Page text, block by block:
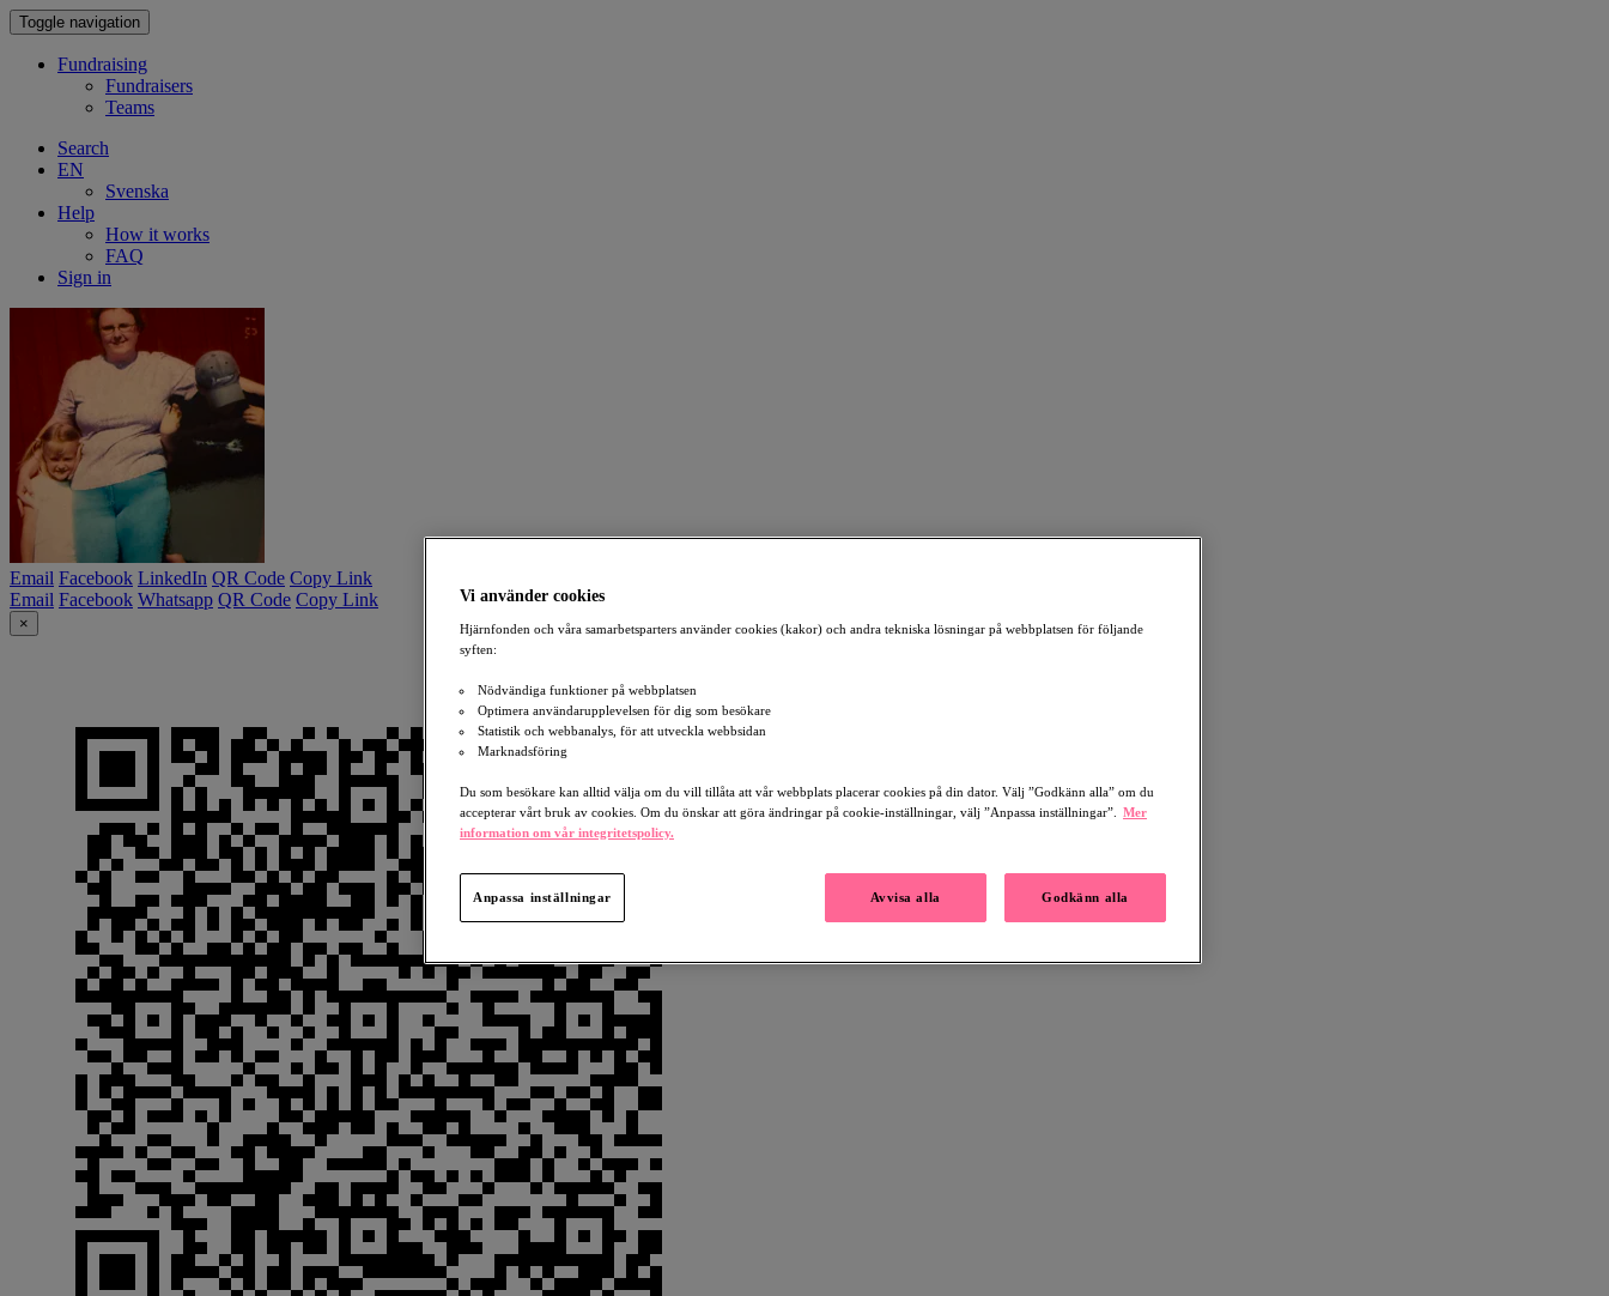
Toggle navigation
Fundraising
Fundraisers
Teams
Search
EN
Svenska
Help
How it works
FAQ
Sign in
Email Facebook LinkedIn QR Code Copy Link
Email Facebook Whatsapp QR Code Copy Link
×
Vi använder cookies
Hjärnfonden och våra samarbetsparters använder cookies (kakor) och andra tekniska lösningar på webbplatsen för följande
syften:
Nödvändiga funktioner på webbplatsen
Optimera användarupplevelsen för dig som besökare
Statistik och webbanalys, för att utveckla webbsidan
Marknadsföring
Du som besökare kan alltid välja om du vill tillåta att vår webbplats placerar cookies på din dator. Välj ”Godkänn alla” om du
accepterar vårt bruk av cookies. Om du önskar att göra ändringar på cookie-inställningar, välj ”Anpassa inställningar”.
Mer
information om vår integritetspolicy.
Avvisa alla Godkänn alla
Anpassa inställningar